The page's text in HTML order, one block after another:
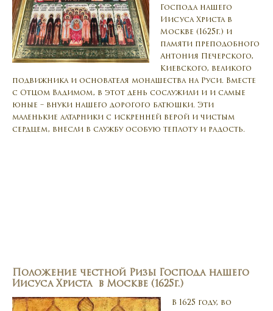
Господа нашего
Иисуса Христа в
Москве (1625г.) и
памяти преподобного
Антония Печерского,
Киевского, великого
подвижника и основателя монашества на Руси. Вместе
с Отцом Вадимом, в этот день сослужили и и самые
юные – внуки нашего дорогого батюшки. Эти
маленькие алтарники с искренней верой и чистым
сердцем, внесли в службу особую теплоту и радость.
Положение честной Ризы Господа нашего
Иисуса Христа в Москве (1625г.)
В 1625 году, во